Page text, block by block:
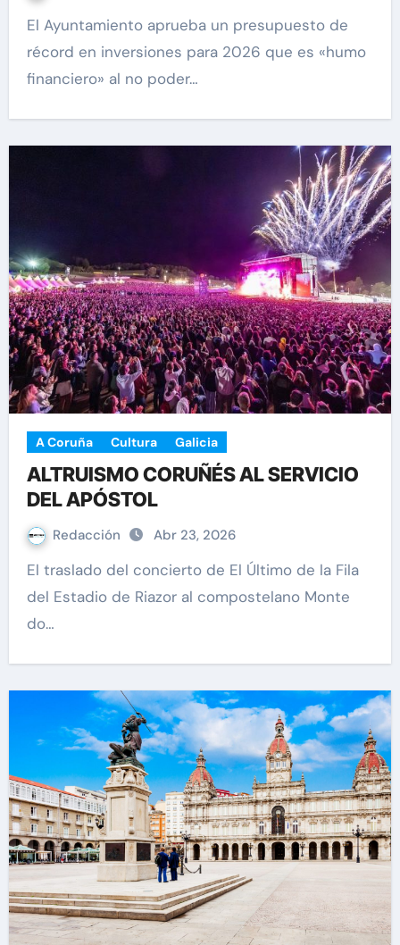
El Ayuntamiento aprueba un presupuesto de
récord en inversiones para 2026 que es «humo
financiero» al no poder…
A Coruña Cultura Galicia
ALTRUISMO CORUÑÉS AL SERVICIO
DEL APÓSTOL
Redacción Abr 23, 2026
El traslado del concierto de El Último de la Fila
del Estadio de Riazor al compostelano Monte
do…